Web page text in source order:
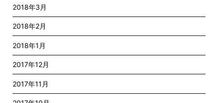
2018年3月
2018年2月
2018年1月
2017年12月
2017年11月